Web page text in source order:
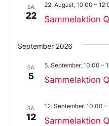
SA.
22 Sammelaktion
22. August, 10:00 –
September 2026
SA.
5 Sammelaktion
5. September, 10:00 –
SA.
12 Sammelaktion
12. September, 10:00 –